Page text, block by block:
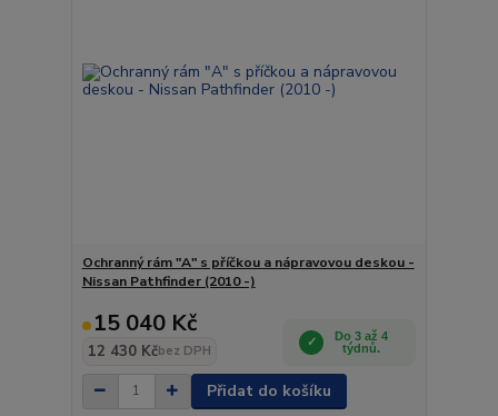
Ochranný rám "A" s příčkou a nápravovou deskou -
Nissan Pathfinder (2010 -)
15 040 Kč
12 430 Kčbez DPH
Do 3 až 4
týdnů.
Přidat do košíku